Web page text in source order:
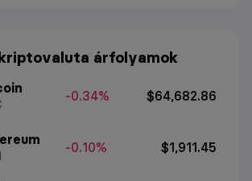
árfolyamok
-0.34% $64,682.86
-0.10% $1,911.45